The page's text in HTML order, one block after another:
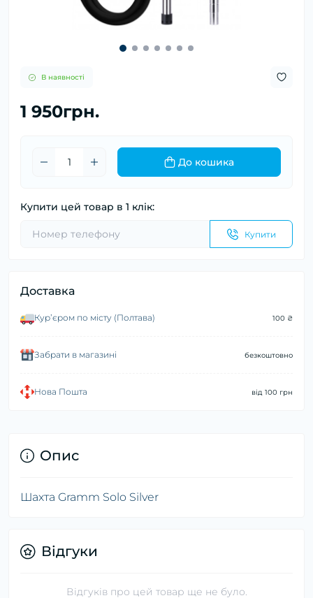
В наявності
1 950грн.
До кошика
Купити цей товар в 1 клік:
Купити
Доставка
Курʼєром по місту (Полтава) 100 ₴
Забрати в магазині безкоштовно
Нова Пошта від 100 грн
Опис
Шахта Gramm Solo Silver
Відгуки
Відгуків про цей товар ще не було.